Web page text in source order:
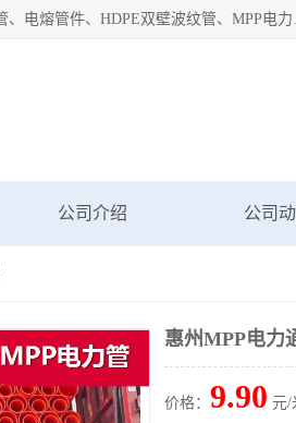
深圳市鑫润通管业有限公司专业生产批发：
公司介绍 公司
惠州MPP电力
价格： 9.90 元/